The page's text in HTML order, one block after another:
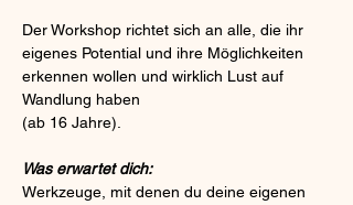
Der Workshop richtet sich an alle, die ihr
eigenes Potential und ihre Möglichkeiten
erkennen wollen und wirklich Lust auf
Wandlung haben
(ab 16 Jahre).
Was erwartet dich:
Werkzeuge, mit denen du deine eigenen